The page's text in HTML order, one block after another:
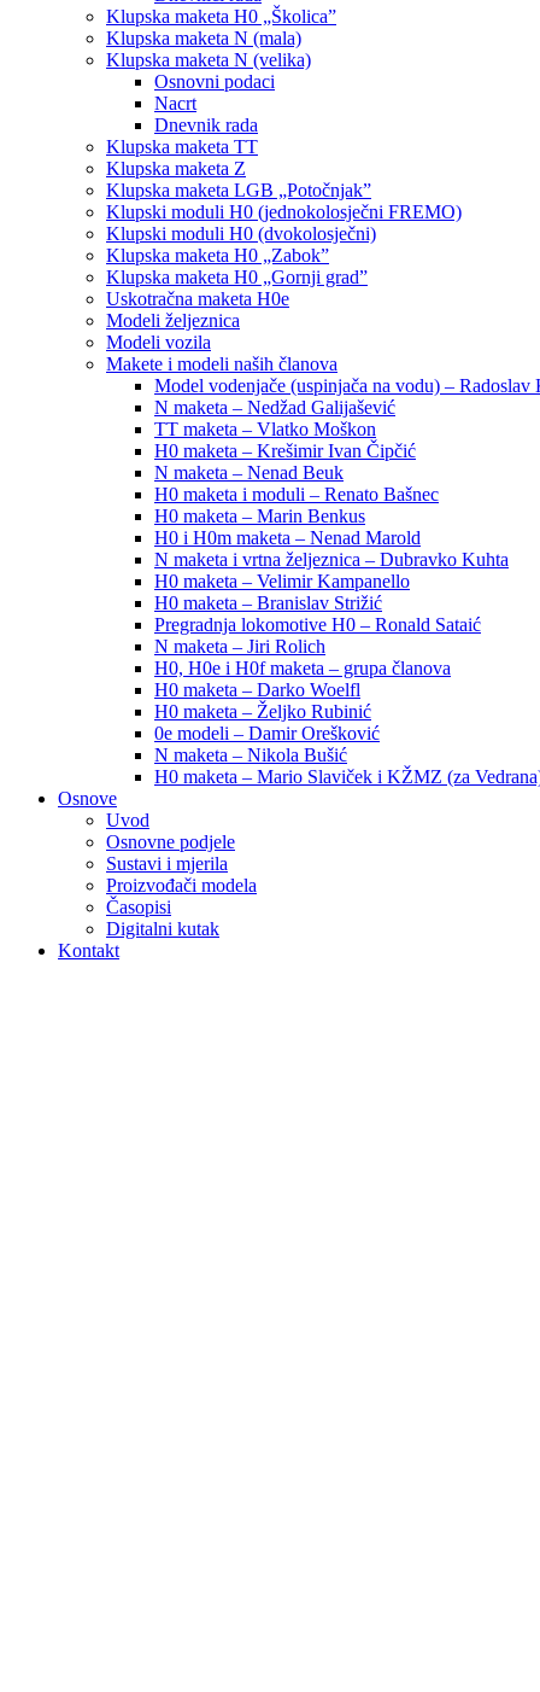
Klupska maketa H0 „Školica”
Klupska maketa N (mala)
Klupska maketa N (velika)
Osnovni podaci
Nacrt
Dnevnik rada
Klupska maketa TT
Klupska maketa Z
Klupska maketa LGB „Potočnjak”
Klupski moduli H0 (jednokolosječni FREMO)
Klupski moduli H0 (dvokolosječni)
Klupska maketa H0 „Zabok”
Klupska maketa H0 „Gornji grad”
Uskotračna maketa H0e
Modeli željeznica
Modeli vozila
Makete i modeli naših članova
Model vodenjače (uspinjača na vodu) – Radoslav
N maketa – Nedžad Galijašević
TT maketa – Vlatko Moškon
H0 maketa – Krešimir Ivan Čipčić
N maketa – Nenad Beuk
H0 maketa i moduli – Renato Bašnec
H0 maketa – Marin Benkus
H0 i H0m maketa – Nenad Marold
N maketa i vrtna željeznica – Dubravko Kuhta
H0 maketa – Velimir Kampanello
H0 maketa – Branislav Strižić
Pregradnja lokomotive H0 – Ronald Sataić
N maketa – Jiri Rolich
H0, H0e i H0f maketa – grupa članova
H0 maketa – Darko Woelfl
H0 maketa – Željko Rubinić
0e modeli – Damir Orešković
N maketa – Nikola Bušić
H0 maketa – Mario Slaviček i KŽMZ (za
Osnove
Uvod
Osnovne podjele
Sustavi i mjerila
Proizvođači modela
Časopisi
Digitalni kutak
Kontakt